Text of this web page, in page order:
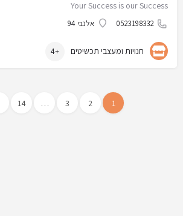
Your Success is our Success
0523198332 אלנבי 94
חנויות ומעצבי תכשיטים +4
1
2
3
…
14